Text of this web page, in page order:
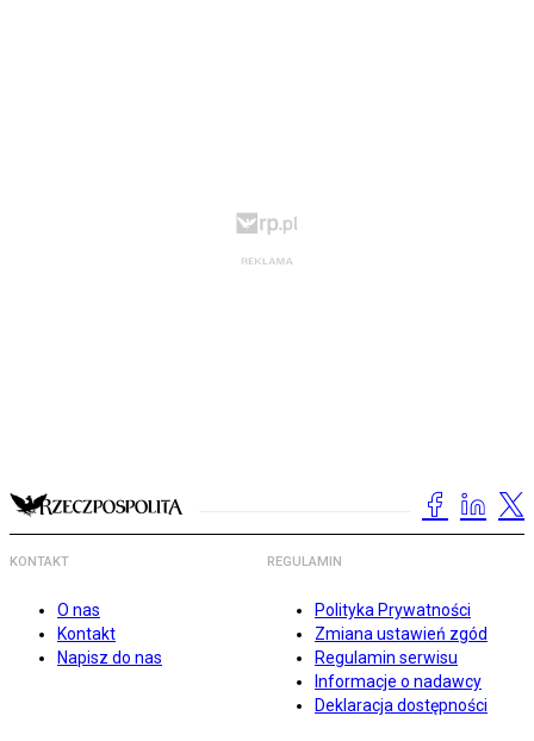
KONTAKT
O nas
Kontakt
Napisz do nas
REGULAMIN
Polityka Prywatności
Zmiana ustawień zgód
Regulamin serwisu
Informacje o nadawcy
Deklaracja dostępności